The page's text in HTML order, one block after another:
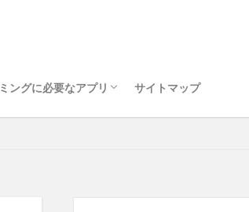
ングに必要なアプリ
ミングを行うためのコンピュータ環
のセキュリティ対策を行おう
Code をインストールしよう
イピングとプログラミング ・・・
サイトマップ
ラインドタッチ